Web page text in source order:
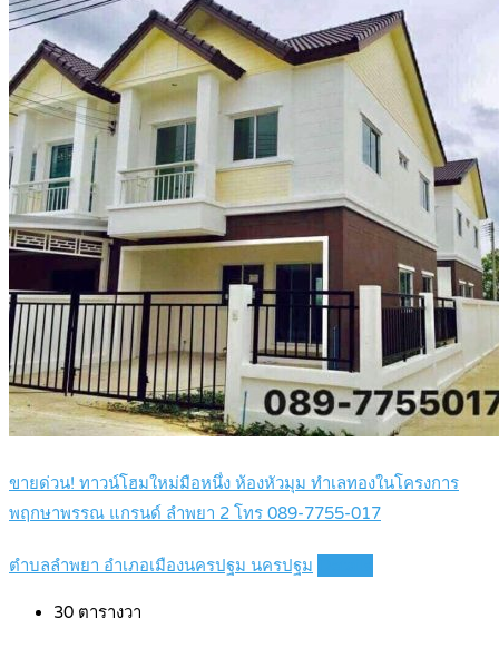
ขายด่วน! ทาวน์โฮมใหม่มือหนึ่ง ห้องหัวมุม ทำเลทองในโครงการ
พฤกษาพรรณ แกรนด์ ลำพยา 2 โทร 089-7755-017
ตำบลลำพยา อำเภอเมืองนครปฐม นครปฐม
30 ตารางวา